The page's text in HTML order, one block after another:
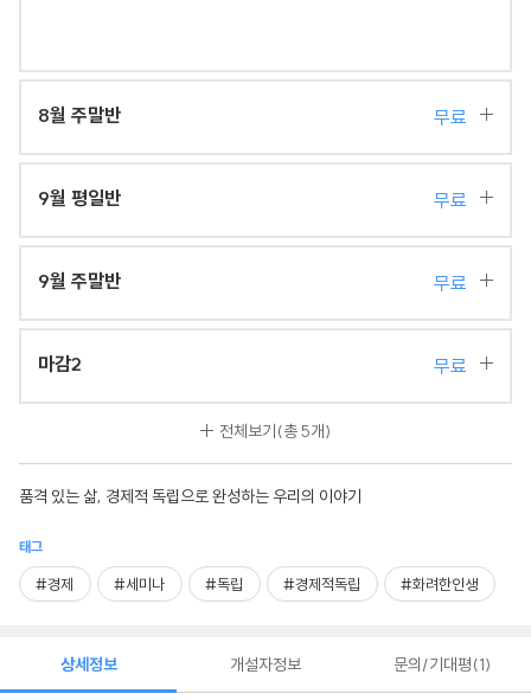
8월 주말반 무료
9월 평일반 무료
9월 주말반 무료
마감2 무료
전체보기(총 5개)
품격 있는 삶, 경제적 독립으로 완성하는 우리의 이야기
태그
#경제 #세미나 #독립 #경제적독립 #화려한인생
상세정보 개설자정보 문의/기대평 1